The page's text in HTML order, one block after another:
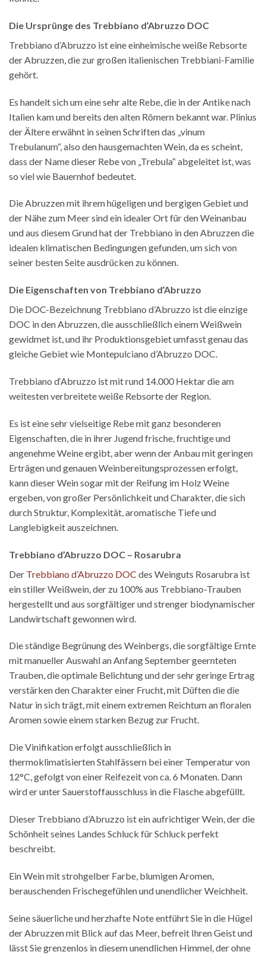
Die Ursprünge des Trebbiano d’Abruzzo DOC
Trebbiano d’Abruzzo ist eine einheimische weiße Rebsorte
der Abruzzen, die zur großen italienischen Trebbiani-Familie
gehört.
Es handelt sich um eine sehr alte Rebe, die in der Antike nach
Italien kam und bereits den alten Römern bekannt war. Plinius
der Ältere erwähnt in seinen Schriften das „vinum
Trebulanum“, also den hausgemachten Wein, da es scheint,
dass der Name dieser Rebe von „Trebula“ abgeleitet ist, was
so viel wie Bauernhof bedeutet.
Die Abruzzen mit ihrem hügeligen und bergigen Gebiet und
der Nähe zum Meer sind ein idealer Ort für den Weinanbau
und aus diesem Grund hat der Trebbiano in den Abruzzen die
idealen klimatischen Bedingungen gefunden, um sich von
seiner besten Seite ausdrücken zu können.
Die Eigenschaften von Trebbiano d’Abruzzo
Die DOC-Bezeichnung Trebbiano d’Abruzzo ist die einzige
DOC in den Abruzzen, die ausschließlich einem Weißwein
gewidmet ist, und ihr Produktionsgebiet umfasst genau das
gleiche Gebiet wie Montepulciano d’Abruzzo DOC.
Trebbiano d‘Abruzzo ist mit rund 14.000 Hektar die am
weitesten verbreitete weiße Rebsorte der Region.
Es ist eine sehr vielseitige Rebe mit ganz besonderen
Eigenschaften, die in ihrer Jugend frische, fruchtige und
angenehme Weine ergibt, aber wenn der Anbau mit geringen
Erträgen und genauen Weinbereitungsprozessen erfolgt,
kann dieser Wein sogar mit der Reifung im Holz Weine
ergeben, von großer Persönlichkeit und Charakter, die sich
durch Struktur, Komplexität, aromatische Tiefe und
Langlebigkeit auszeichnen.
Trebbiano d’Abruzzo DOC – Rosarubra
Der Trebbiano d’Abruzzo DOC des Weinguts Rosarubra ist
ein stiller Weißwein, der zu 100% aus Trebbiano-Trauben
hergestellt und aus sorgfältiger und strenger biodynamischer
Landwirtschaft gewonnen wird.
Die ständige Begrünung des Weinbergs, die sorgfältige Ernte
mit manueller Auswahl an Anfang September geernteten
Trauben, die optimale Belichtung und der sehr geringe Ertrag
verstärken den Charakter einer Frucht, mit Düften die die
Natur in sich trägt, mit einem extremen Reichtum an floralen
Aromen sowie einem starken Bezug zur Frucht.
Die Vinifikation erfolgt ausschließlich in
thermoklimatisierten Stahlfässern bei einer Temperatur von
12°C, gefolgt von einer Reifezeit von ca. 6 Monaten. Dann
wird er unter Sauerstoffausschluss in die Flasche abgefüllt.
Dieser Trebbiano d’Abruzzo ist ein aufrichtiger Wein, der die
Schönheit seines Landes Schluck für Schluck perfekt
beschreibt.
Ein Wein mit strohgelber Farbe, blumigen Aromen,
berauschenden Frischegefühlen und unendlicher Weichheit.
Seine säuerliche und herzhafte Note entführt Sie in die Hügel
der Abruzzen mit Blick auf das Meer, befreit Ihren Geist und
lässt Sie grenzenlos in diesem unendlichen Himmel, der ohne